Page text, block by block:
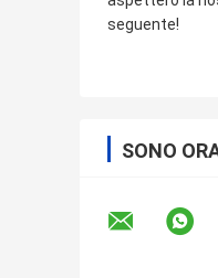
seguente!
SONO